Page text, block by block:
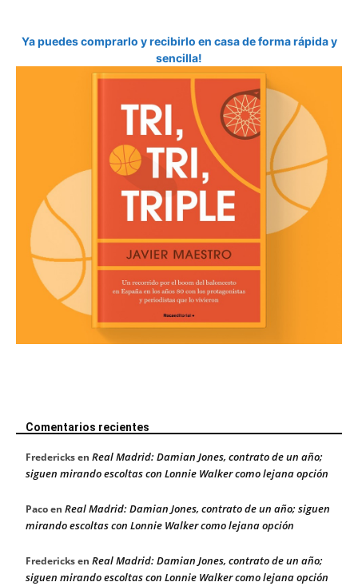
Ya puedes comprarlo y recibirlo en casa de forma rápida y
sencilla!
Comentarios recientes
Fredericksen Real Madrid: Damian Jones, contrato de un año;
siguen mirando escoltas con Lonnie Walker como lejana opción
Pacoen Real Madrid: Damian Jones, contrato de un año; siguen
mirando escoltas con Lonnie Walker como lejana opción
Fredericksen Real Madrid: Damian Jones, contrato de un año;
siguen mirando escoltas con Lonnie Walker como lejana opción